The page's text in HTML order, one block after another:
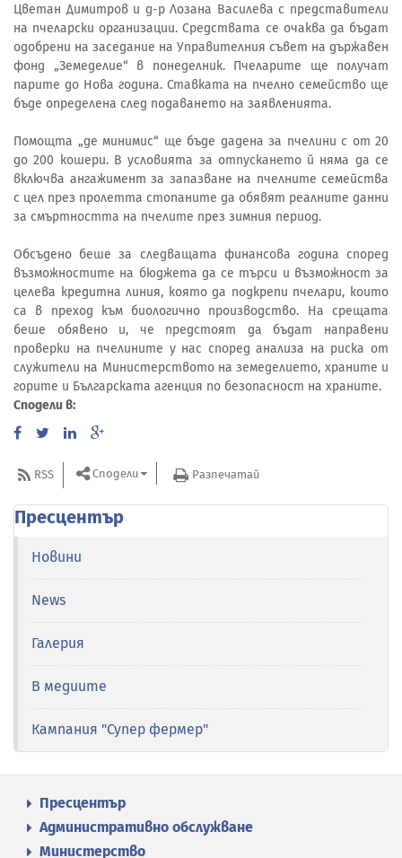
Цветан Димитров и д-р Лозана Василева с представители
на пчеларски организации. Средствата се очаква да бъдат
одобрени на заседание на Управителния съвет на държавен
фонд „Земеделие“ в понеделник. Пчеларите ще получат
парите до Нова година. Ставката на пчелно семейство ще
бъде определена след подаването на заявленията.
Помощта „де минимис“ ще бъде дадена за пчелини с от 20
до 200 кошери. В условията за отпускането й няма да се
включва ангажимент за запазване на пчелните семейства
с цел през пролетта стопаните да обявят реалните данни
за смъртността на пчелите през зимния период.
Обсъдено беше за следващата финансова година според
възможностите на бюджета да се търси и възможност за
целева кредитна линия, която да подкрепи пчелари, които
са в преход към биологично производство. На срещата
беше обявено и, че предстоят да бъдат направени
проверки на пчелините у нас според анализа на риска от
служители на Министерството на земеделието, храните и
горите и Българската агенция по безопасност на храните.
Сподели в:
RSS Сподели Разпечатай
Пресцентър
Новини
News
Галерия
В медиите
Кампания "Супер фермер"
Пресцентър
Административно обслужване
Министерство